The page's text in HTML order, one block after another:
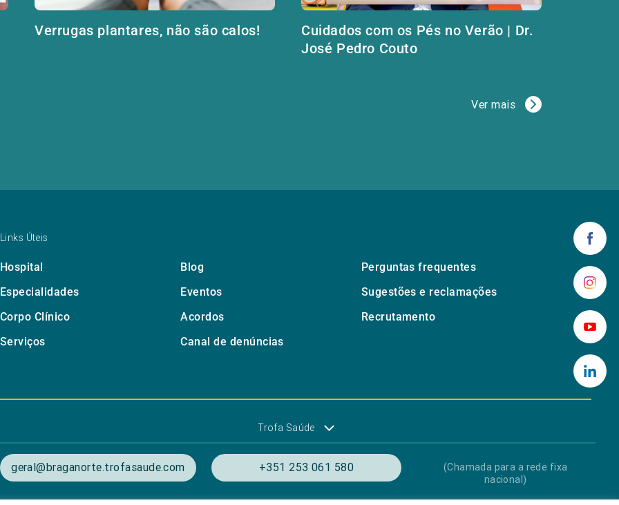
Verrugas plantares, não são calos!
Cuidados com os Pés no Verão | Dr.
José Pedro Couto
Ver mais
Links Úteis
Hospital Blog
Perguntas frequentes
Especialidades
Eventos
Sugestões e reclamações
Corpo Clínico
Acordos
Recrutamento
Serviços
Canal de denúncias
Trofa Saúde
geral@braganorte.trofasaude.com +351 253 061 580
(Chamada para a rede fixa
nacional)